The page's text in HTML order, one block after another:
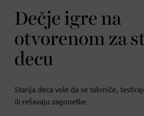
Dečje igre na
otvorenom za
decu
Starija deca vole da se takmiče,
ili rešavaju zagonetke.